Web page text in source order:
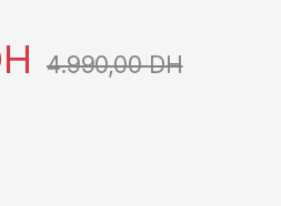
4.990,00DH